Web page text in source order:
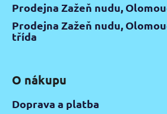
Prodejna Zažeň nudu,
Prodejna Zažeň nudu,
třída
O nákupu
Doprava a platba